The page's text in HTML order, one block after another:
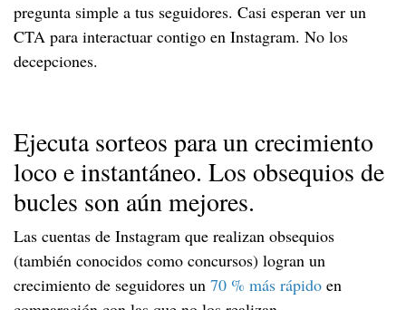
pregunta simple a tus seguidores. Casi esperan ver un
CTA para interactuar contigo en Instagram. No los
decepciones.
Ejecuta sorteos para un crecimiento
loco e instantáneo. Los obsequios de
bucles son aún mejores.
Las cuentas de Instagram que realizan obsequios
(también conocidos como concursos) logran un
crecimiento de seguidores un 70 % más rápido en